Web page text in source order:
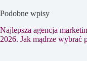
Podobne wpisy
Najlepsza agencja
2026. Jak mądrze wybrać